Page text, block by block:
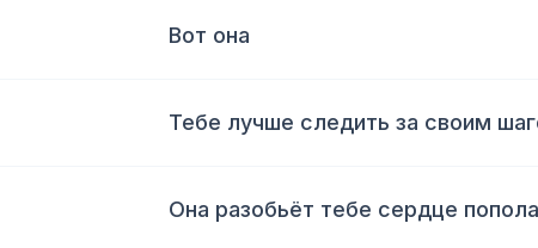
Вот она
Тебе лучше следить за своим
Она разобьёт тебе сердце